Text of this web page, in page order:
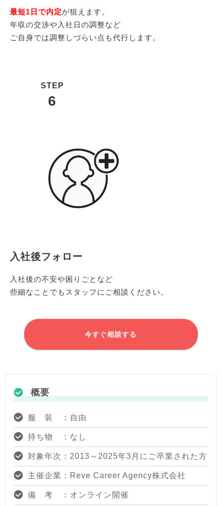
最短1日で内定が狙えます。
年収の交渉や入社日の調整など
ご自身では調整しづらい点も代行します。
6
入社後フォロー
入社後の不安や困りごとなど
些細なことでもスタッフにご相談ください。
今すぐ相談する
概要
服 装 ：自由
持ち物 ：なし
対象年次：2013～2025年3月にご卒業された方
主催企業：Reve Career Agency株式会社
備 考 ：オンライン開催